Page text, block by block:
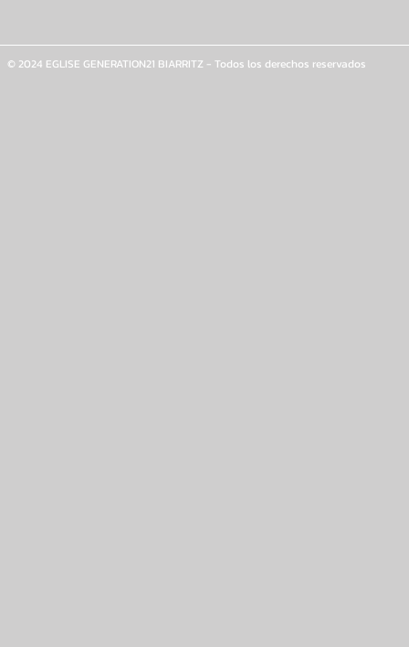
© 2024 EGLISE GENERATION21 BIARRITZ - Todos los derechos reservados